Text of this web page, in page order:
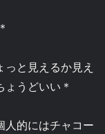
と見えるか見え
うどいい＊
人的にはチャコー